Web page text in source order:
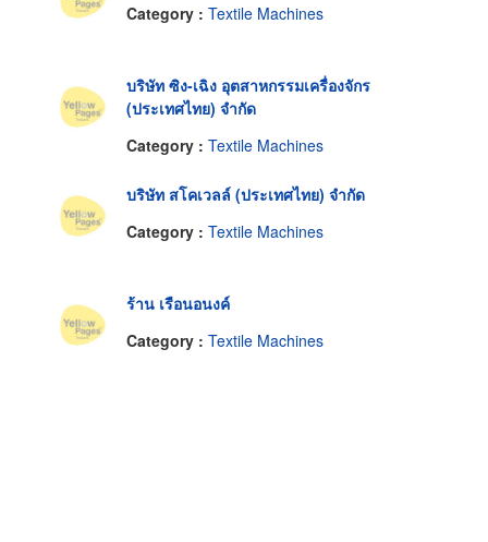
Category : Textile Machines
บริษัท ซิง-เฉิง อุตสาหกรรมเครื่องจักร
(ประเทศไทย) จำกัด
Category : Textile Machines
บริษัท สโคเวลล์ (ประเทศไทย) จำกัด
Category : Textile Machines
ร้าน เรือนอนงค์
Category : Textile Machines